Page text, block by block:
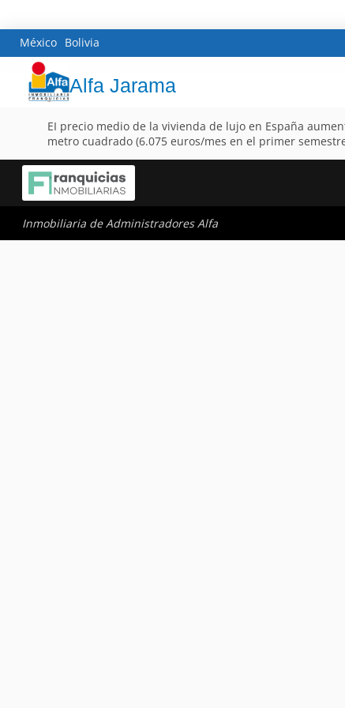
México Bolivia
Alfa Jarama
EI precio medio de la vivienda de lujo en España
metro cuadrado (6.075 euros/mes en el primer
Inmobiliaria de Administradores Alfa